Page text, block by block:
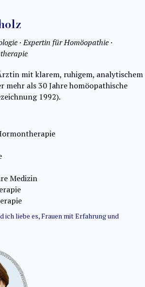
· Expertin für Homöopathie ·
mit klarem, ruhigem, analytischem
mehr als 30 Jahre homöopathische
1992).
Medizin
ich liebe es, Frauen mit Erfahrung und